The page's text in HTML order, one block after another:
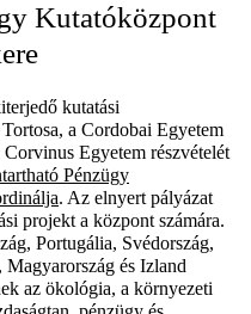
Kutatóközpont
kutatási
a Cordobai Egyetem
Egyetem részvételét
Pénzügy
. Az elnyert pályázat
projekt a központ számára.
Portugália, Svédország,
és Izland
az ökológia, a környezeti